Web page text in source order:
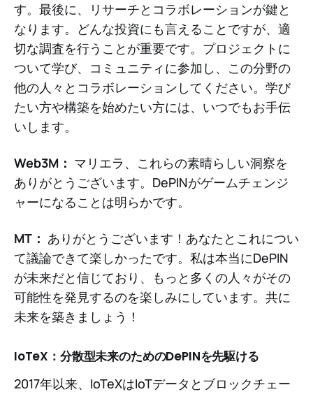
す。最後に、リサーチとコラボレーションが鍵と
なります。どんな投資にも言えることですが、適
切な調査を行うことが重要です。プロジェクトに
ついて学び、コミュニティに参加し、この分野の
他の人々とコラボレーションしてください。学び
たい方や構築を始めたい方には、いつでもお手伝
いします。
Web3M： マリエラ、これらの素晴らしい洞察を
ありがとうございます。DePINがゲームチェンジ
ャーになることは明らかです。
MT： ありがとうございます！あなたとこれについ
て議論できて楽しかったです。私は本当にDePIN
が未来だと信じており、もっと多くの人々がその
可能性を発見するのを楽しみにしています。共に
未来を築きましょう！
IoTeX：分散型未来のためのDePINを先駆ける
2017年以来、IoTeXはIoTデータとブロックチェー